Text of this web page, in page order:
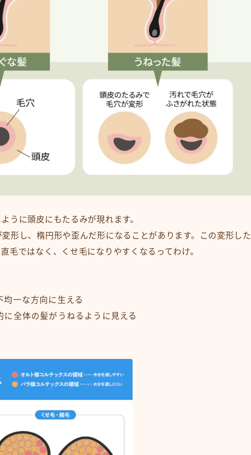
うに頭皮にもたるみが現れます。
形し、楕円形や歪んだ形になることがあります。この変形した
毛ではなく、くせ毛になりやすくなるってわけ。
均一な方向に生える
に全体の髪がうねるように見える